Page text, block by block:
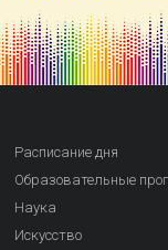
Расписание дня
Образовательные
Наука
Искусство